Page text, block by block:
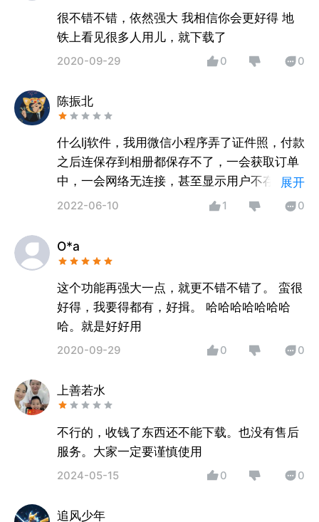
很不错不错，依然强大 我相信你会更好得 地
铁上看见很多人用儿，就下载了
2020-09-29 0 0
陈振北
什么lj软件，我用微信小程序弄了证件照，付款
之后连保存到相册都保存不了，一会获取订单
中，一会网络无连接，甚至显示用户不存在！
我都授权了相册也没用，lj，APP还会闪退，真
展开
2022-06-10 1 0
O*a
这个功能再强大一点，就更不错不错了。 蛮很
好得，我要得都有，好揖。 哈哈哈哈哈哈哈
哈。就是好好用
2020-09-29 0 0
上善若水
不行的，收钱了东西还不能下载。也没有售后
服务。大家一定要谨慎使用
2024-05-15 0 0
追风少年